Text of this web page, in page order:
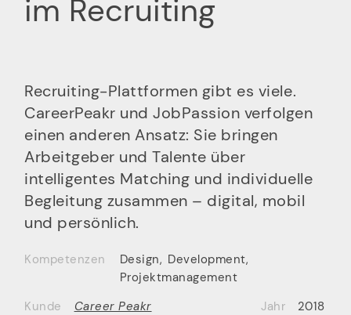
Kompetenzen Design, Development,
Projektmanagement
Jahr
2018
Kunde Career Peakr
im Recruiting
Recruiting-Plattformen gibt es viele.
CareerPeakr und JobPassion verfolgen
einen anderen Ansatz: Sie bringen
Arbeitgeber und Talente über
intelligentes Matching und individuelle
Begleitung zusammen – digital, mobil
und persönlich.